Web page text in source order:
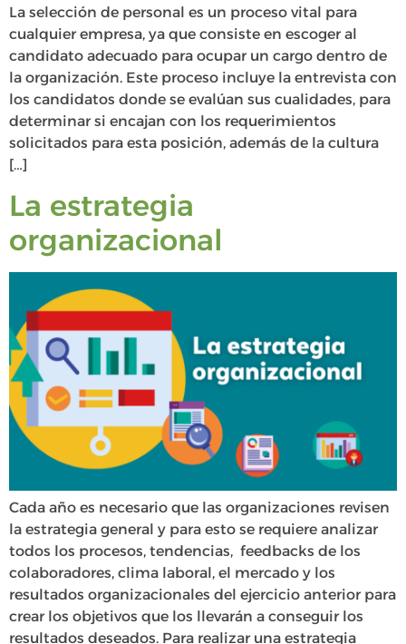
La selección de personal es un proceso vital para
cualquier empresa, ya que consiste en escoger al
candidato adecuado para ocupar un cargo dentro de
la organización. Este proceso incluye la entrevista con
los candidatos donde se evalúan sus cualidades, para
determinar si encajan con los requerimientos
solicitados para esta posición, además de la cultura
[…]
La estrategia
organizacional
Cada año es necesario que las organizaciones revisen
la estrategia general y para esto se requiere analizar
todos los procesos, tendencias, feedbacks de los
colaboradores, clima laboral, el mercado y los
resultados organizacionales del ejercicio anterior para
crear los objetivos que los llevarán a conseguir los
resultados deseados. Para realizar una estrategia